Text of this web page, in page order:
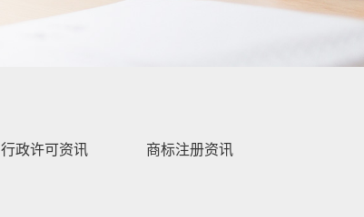
行政许可资讯
商标注册资讯